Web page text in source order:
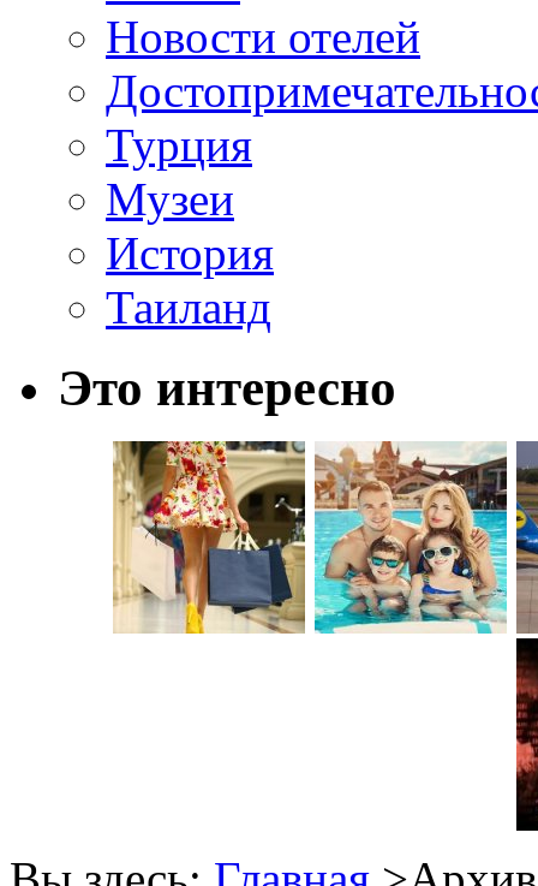
Новости отелей
Турция
Музеи
История
Таиланд
Это интересно